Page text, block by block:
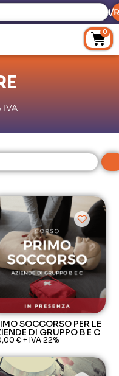
ACCEDI/
0
IVA
SOCCORSO PER LE
DI GRUPPO B E C
€ + IVA 22%